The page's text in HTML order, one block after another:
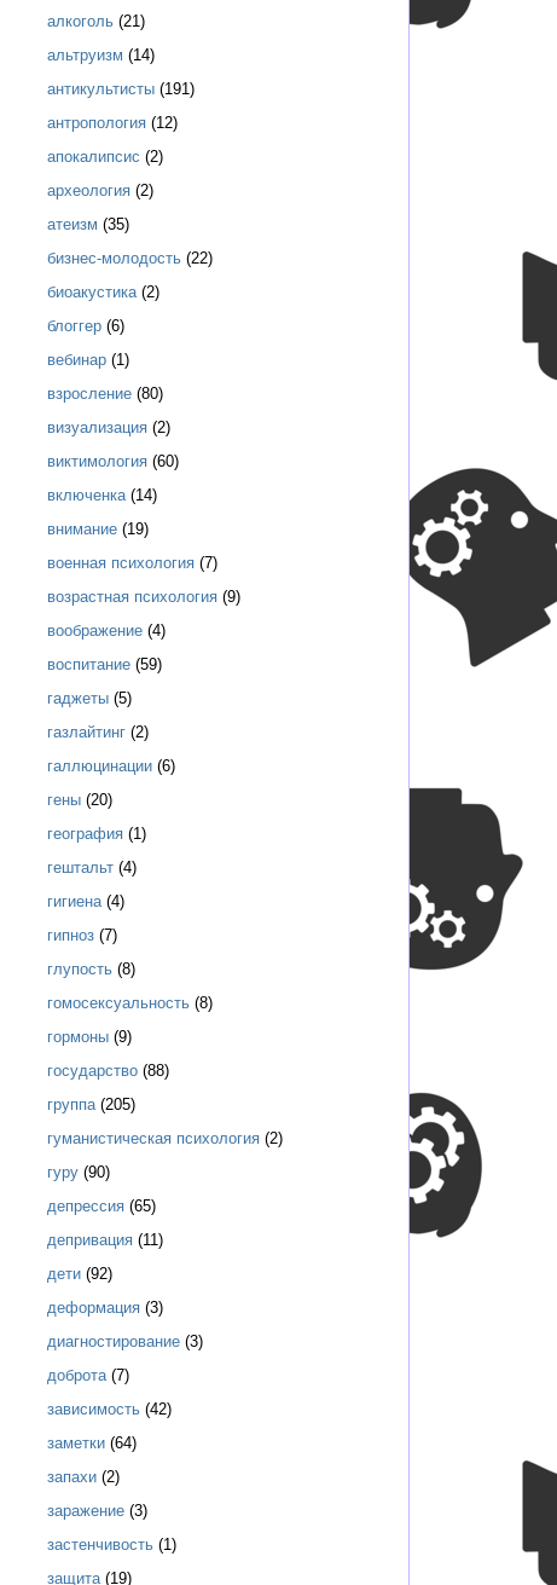
алкоголь (21)
альтруизм (14)
антикультисты (191)
антропология (12)
апокалипсис (2)
археология (2)
атеизм (35)
бизнес-молодость (22)
биоакустика (2)
блоггер (6)
вебинар (1)
взросление (80)
визуализация (2)
виктимология (60)
включенка (14)
внимание (19)
военная психология (7)
возрастная психология (9)
воображение (4)
воспитание (59)
гаджеты (5)
газлайтинг (2)
галлюцинации (6)
гены (20)
география (1)
гештальт (4)
гигиена (4)
гипноз (7)
глупость (8)
гомосексуальность (8)
гормоны (9)
государство (88)
группа (205)
гуманистическая психология (2)
гуру (90)
депрессия (65)
депривация (11)
дети (92)
деформация (3)
диагностирование (3)
доброта (7)
зависимость (42)
заметки (64)
запахи (2)
заражение (3)
застенчивость (1)
защита (19)